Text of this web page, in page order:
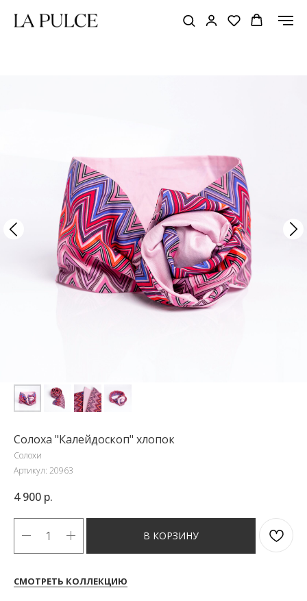
Солоха "Калейдоскоп" хлопок
Солохи
Артикул: 20963
4 900 р.
В КОРЗИНУ
СМОТРЕТЬ КОЛЛЕКЦИЮ